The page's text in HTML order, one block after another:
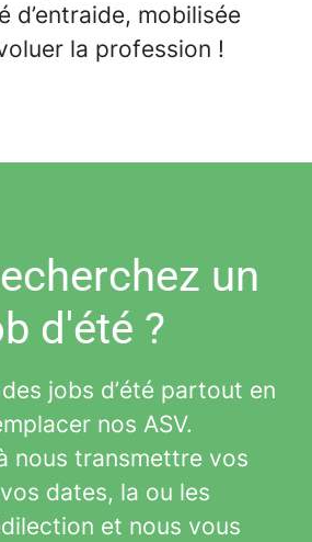
d’entraide, mobilisée
la profession !
un
d'été ?
jobs d’été partout en
nos ASV.
nous transmettre vos
dates, la ou les
et nous vous